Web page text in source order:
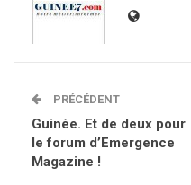
PRÉCÉDENT
Guinée. Et de deux pour
le forum d’Emergence
Magazine !